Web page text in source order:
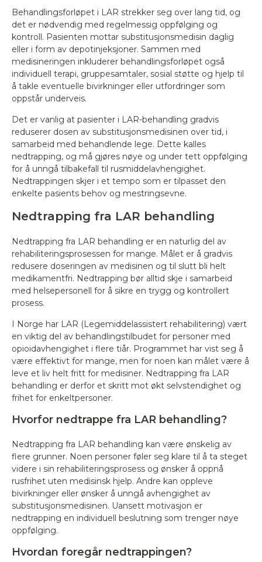
Behandlingsforløpet i LAR strekker seg over lang tid, og
det er nødvendig med regelmessig oppfølging og
kontroll. Pasienten mottar substitusjonsmedisin daglig
eller i form av depotinjeksjoner. Sammen med
medisineringen inkluderer behandlingsforløpet også
individuell terapi, gruppesamtaler, sosial støtte og hjelp til
å takle eventuelle bivirkninger eller utfordringer som
oppstår underveis.
Det er vanlig at pasienter i LAR-behandling gradvis
reduserer dosen av substitusjonsmedisinen over tid, i
samarbeid med behandlende lege. Dette kalles
nedtrapping, og må gjøres nøye og under tett oppfølging
for å unngå tilbakefall til rusmiddelavhengighet.
Nedtrappingen skjer i et tempo som er tilpasset den
enkelte pasients behov og mestringsevne.
Nedtrapping fra LAR behandling
Nedtrapping fra LAR behandling er en naturlig del av
rehabiliteringsprosessen for mange. Målet er å gradvis
redusere doseringen av medisinen og til slutt bli helt
medikamentfri. Nedtrapping bør alltid skje i samarbeid
med helsepersonell for å sikre en trygg og kontrollert
prosess.
I Norge har LAR (Legemiddelassistert rehabilitering) vært
en viktig del av behandlingstilbudet for personer med
opioidavhengighet i flere tiår. Programmet har vist seg å
være effektivt for mange, men for noen kan målet være å
leve et liv helt fritt for medisiner. Nedtrapping fra LAR
behandling er derfor et skritt mot økt selvstendighet og
frihet for enkeltpersoner.
Hvorfor nedtrappe fra LAR behandling?
Nedtrapping fra LAR behandling kan være ønskelig av
flere grunner. Noen personer føler seg klare til å ta steget
videre i sin rehabiliteringsprosess og ønsker å oppnå
rusfrihet uten medisinsk hjelp. Andre kan oppleve
bivirkninger eller ønsker å unngå avhengighet av
substitusjonsmedisinen. Uansett motivasjon er
nedtrapping en individuell beslutning som trenger nøye
oppfølging.
Hvordan foregår nedtrappingen?